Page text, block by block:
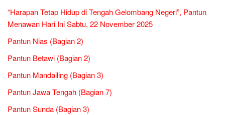
“Harapan Tetap Hidup di Tengah Gelombang Negeri”, Pantun
Menawan Hari Ini Sabtu, 22 November 2025
Pantun Nias (Bagian 2)
Pantun Betawi (Bagian 2)
Pantun Mandailing (Bagian 3)
Pantun Jawa Tengah (Bagian 7)
Pantun Sunda (Bagian 3)